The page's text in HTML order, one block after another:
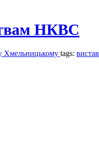
НКВС
Хмельницькому tags: